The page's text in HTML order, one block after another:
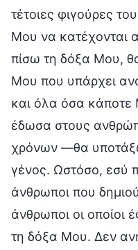
τέτοιες φιγούρες
Μου να
πίσω τη δόξα Μου,
Μου που υπάρχει
και όλα όσα κάποτε
έδωσα στους
χρόνων —θα
γένος. Ωστόσο, εσύ
άνθρωποι που
άνθρωποι οι οποίοι
τη δόξα Μου. Δεν